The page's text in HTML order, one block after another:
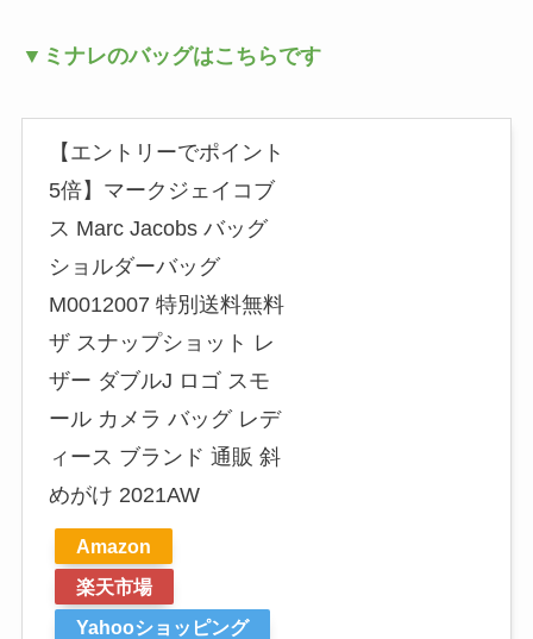
▼ミナレのバッグはこちらです
【エントリーでポイント
5倍】マークジェイコブ
ス Marc Jacobs バッグ
ショルダーバッグ
M0012007 特別送料無料
ザ スナップショット レ
ザー ダブルJ ロゴ スモ
ール カメラ バッグ レデ
ィース ブランド 通販 斜
めがけ 2021AW
Amazon
楽天市場
Yahooショッピング